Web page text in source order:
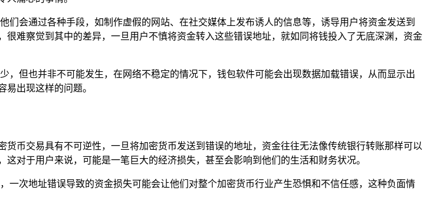
会通过各种手段，如制作虚假的网站、在社交媒体上发布诱人的信息等，诱导用户将资金发送到
难察觉到其中的差异，一旦用户不慎将资金转入这些错误地址，就如同将钱投入了无底深渊，资金
但也并非不可能发生，在网络不稳定的情况下，钱包软件可能会出现数据加载错误，从而显示出
出现这样的问题。
币交易具有不可逆性，一旦将加密货币发送到错误的地址，资金往往无法像传统银行转账那样可以
对于用户来说，可能是一笔巨大的经济损失，甚至会影响到他们的生活和财务状况。
次地址错误导致的资金损失可能会让他们对整个加密货币行业产生恐惧和不信任感，这种负面情